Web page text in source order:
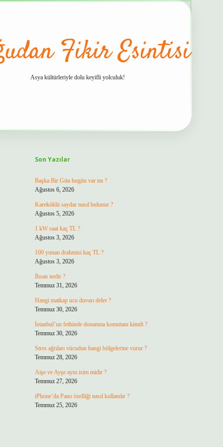
Fikir Esintisi
Asya kültürleriyle dolu keyifli yolculuk!
Son Yazılar
Başka Bir Gün bugün var mı ?
Ağustos 6, 2026
Kareköklü sayılar nasıl bulunur ?
Ağustos 5, 2026
1 kW saat kaç TL ?
Ağustos 3, 2026
100 yunan drahmisi kaç TL ?
Ağustos 3, 2026
İhsan nedir ?
Temmuz 31, 2026
Hangi matkap ucu duvarı deler ?
Temmuz 30, 2026
İstanbul’un fethinde donanma komutanı kimdi ?
Temmuz 30, 2026
Stres ağrıları vücudun hangi bölgelerine vurur ?
Temmuz 28, 2026
Aişe ve Ayşe aynı isim midir ?
Temmuz 27, 2026
iPhone’da Pano özelliği nasıl kullanılır ?
Temmuz 25, 2026